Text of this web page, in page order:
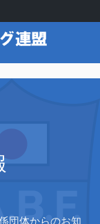
団体からのお知